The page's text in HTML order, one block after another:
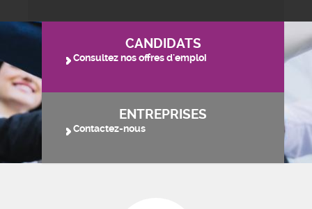
CANDIDATS
Consultez nos offres d'emploi
ENTREPRISES
Contactez-nous